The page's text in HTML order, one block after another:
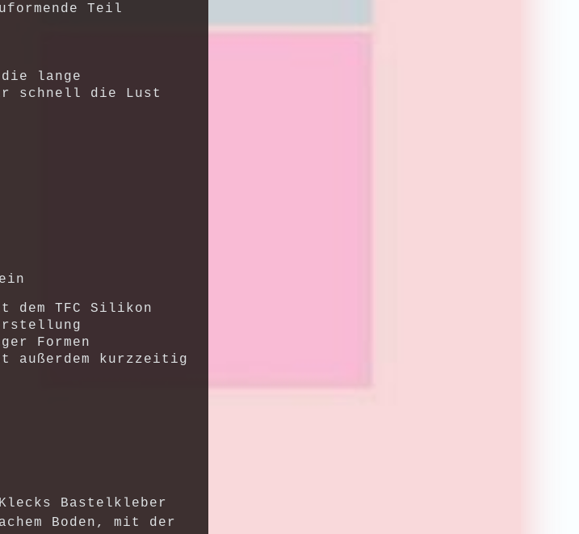
Teil
lange
schnell die Lust
dem TFC Silikon
Formen
außerdem kurzzeitig
Bastelkleber
Boden, mit der